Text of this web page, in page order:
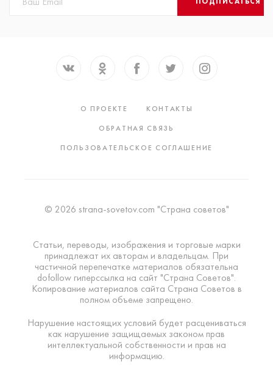
О ПРОЕКТЕ
КОНТАКТЫ
ОБРАТНАЯ СВЯЗЬ
ПОЛЬЗОВАТЕЛЬСКОЕ СОГЛАШЕНИЕ
© 2026 strana-sovetov.com "Страна советов"
Статьи, переводы, изображения и торговые марки
принадлежат их авторам и владельцам. При
частичной перепечатке материалов обязательна
dofollow гиперссылка на сайт "Страна Советов".
Копирование материалов сайта Страна Советов в
полном объеме запрещено.
Нарушение настоящих условий будет расцениваться
как нарушение защищаемых законом прав
интеллектуальной собственности и прав на
информацию.